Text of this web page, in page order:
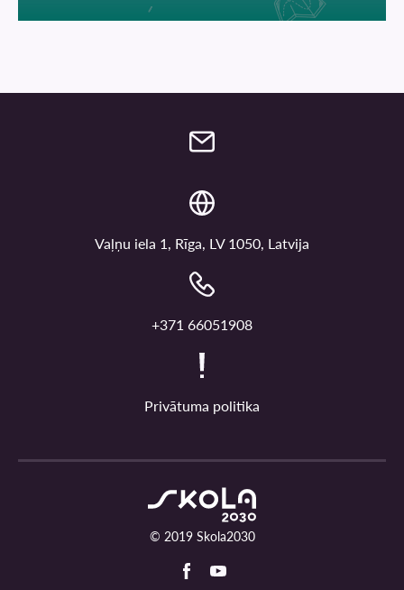
Vaļņu iela 1, Rīga, LV 1050, Latvija
+371 66051908
Privātuma politika
© 2019 Skola2030